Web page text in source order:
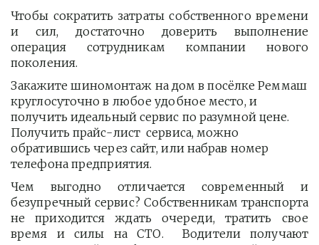
Чтобы сократить затраты собственного времени
и сил, достаточно доверить выполнение
операция сотрудникам компании нового
поколения.
Закажите шиномонтаж на дом в посёлке Реммаш
круглосуточно в любое удобное место, и
получить идеальный сервис по разумной цене.
Получить прайс-лист  сервиса, можно
обратившись через сайт, или набрав номер
телефона предприятия.
Чем выгодно отличается современный и
безупречный сервис? Собственникам транспорта
не приходится ждать очереди, тратить свое
время и силы на СТО. Водители получают